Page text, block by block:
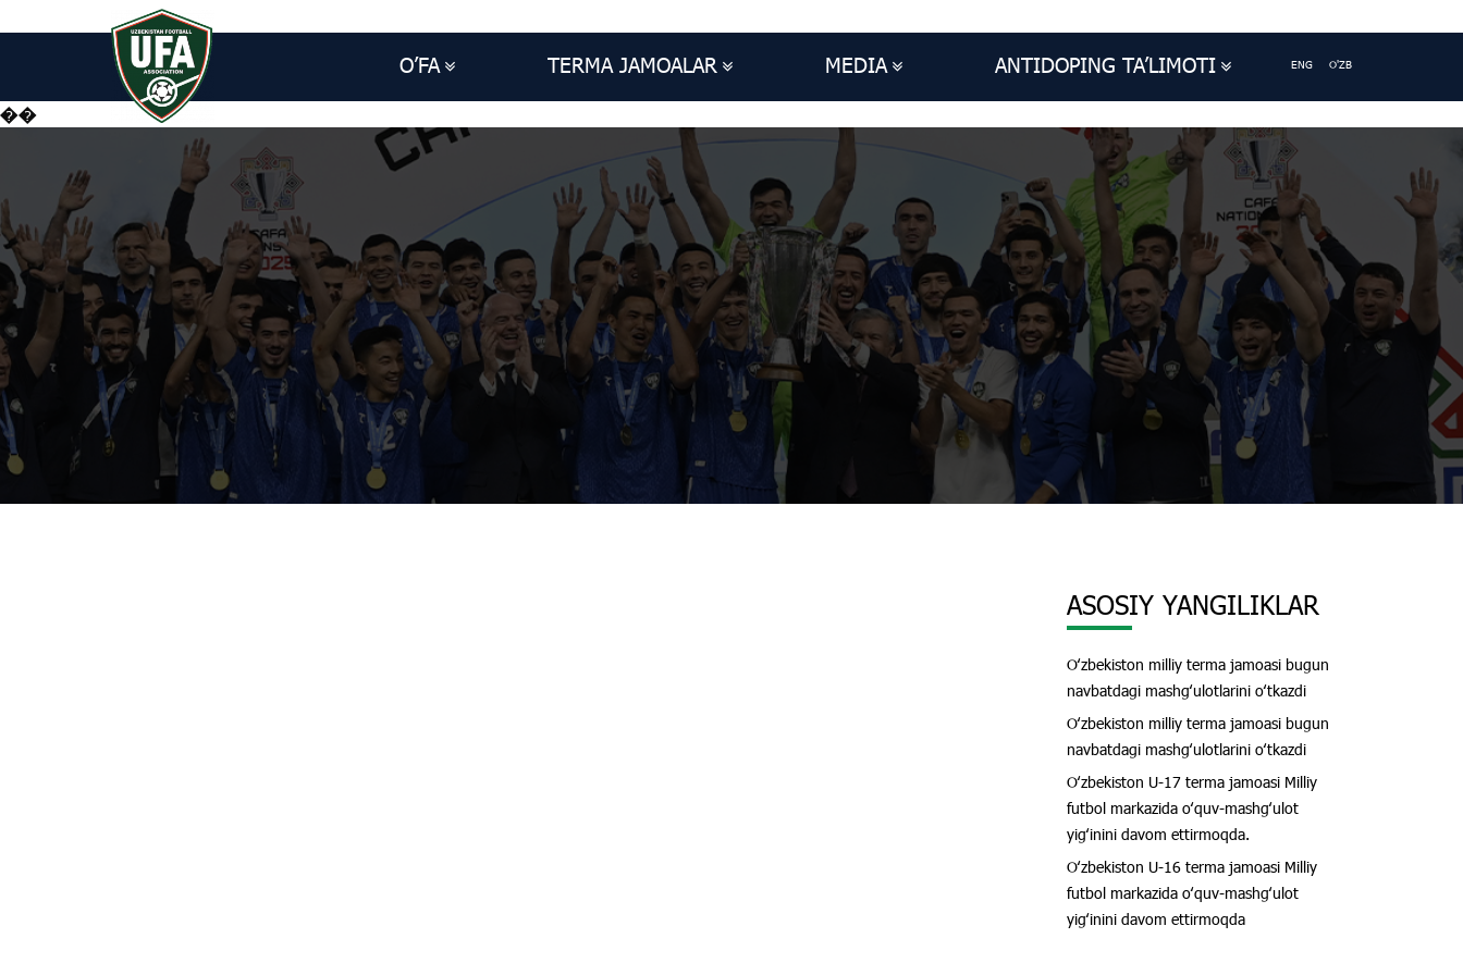
O’FA TERMA JAMOALAR MEDIA ANTIDOPING TA’LIMOTI ENG O'ZB
��
ASOSIY YANGILIKLAR
Oʻzbekiston milliy terma jamoasi bugun
navbatdagi mashgʻulotlarini oʻtkazdi
Oʻzbekiston milliy terma jamoasi bugun
navbatdagi mashgʻulotlarini oʻtkazdi
Oʻzbekiston U-17 terma jamoasi Milliy
futbol markazida oʻquv-mashgʻulot
yigʻinini davom ettirmoqda.
Oʻzbekiston U-16 terma jamoasi Milliy
futbol markazida oʻquv-mashgʻulot
yigʻinini davom ettirmoqda